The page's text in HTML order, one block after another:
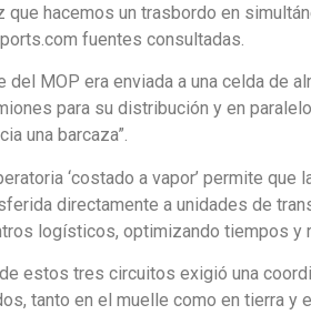
que hacemos un trasbordo en
fuentes consultadas.
del MOP era enviada a una celda de
para su distribución y en
una barcaza”.
‘costado a vapor’ permite
directamente a unidades de
logísticos, optimizando tiempos y
estos tres circuitos exigió una
tanto en el muelle como en tierra y